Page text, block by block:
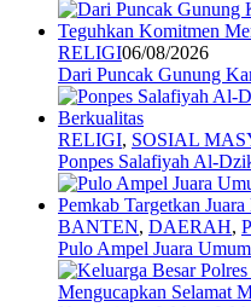
RELIGI06/08/2026
Dari Puncak Gunung
RELIGI, SOSIAL
Ponpes Salafiyah Al-
BANTEN, DAERAH,
Pulo Ampel Juara